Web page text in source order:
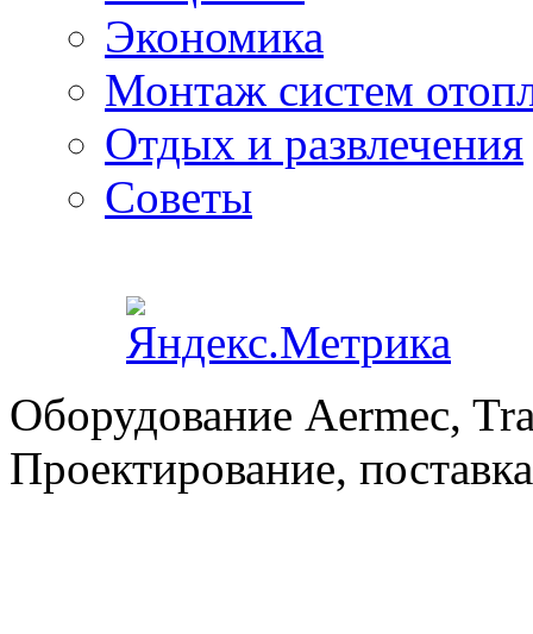
Экономика
Монтаж систем
Отдых и развлечения
Советы
Оборудование Aermec,
Проектирование,